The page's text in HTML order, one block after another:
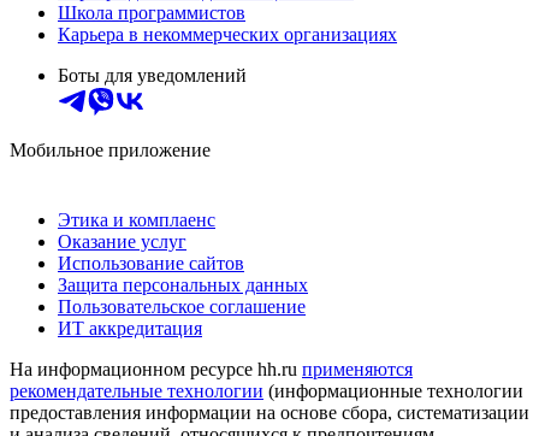
Школа программистов
Карьера в некоммерческих организациях
Боты для уведомлений
Мобильное приложение
Этика и комплаенс
Оказание услуг
Использование сайтов
Защита персональных данных
Пользовательское соглашение
ИТ аккредитация
На информационном ресурсе hh.ru применяются
рекомендательные технологии (информационные технологии
предоставления информации на основе сбора, систематизации